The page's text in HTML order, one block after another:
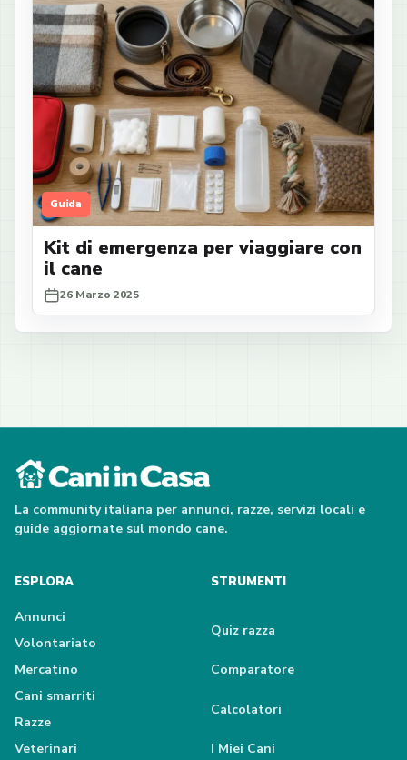
Guida
Kit di emergenza per viaggiare con
il cane
26 Marzo 2025
La community italiana per annunci, razze, servizi locali e
guide aggiornate sul mondo cane.
ESPLORA
Annunci
Volontariato
Mercatino
Cani smarriti
Razze
Veterinari
STRUMENTI
Quiz razza
Comparatore
Calcolatori
I Miei Cani